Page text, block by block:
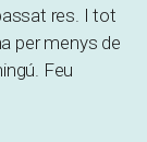
res. I tot
per menys de
Feu